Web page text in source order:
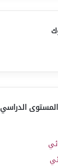
المستوى الدراسي